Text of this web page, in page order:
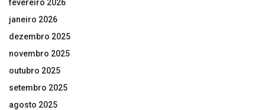
fevereiro 2026
janeiro 2026
dezembro 2025
novembro 2025
outubro 2025
setembro 2025
agosto 2025